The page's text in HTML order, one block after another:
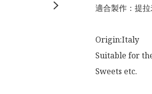
適合製作：提
Origin:Italy
Suitable for
Sweets etc.